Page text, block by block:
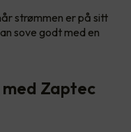
strømmen er på sitt
sove godt med en
Zaptec